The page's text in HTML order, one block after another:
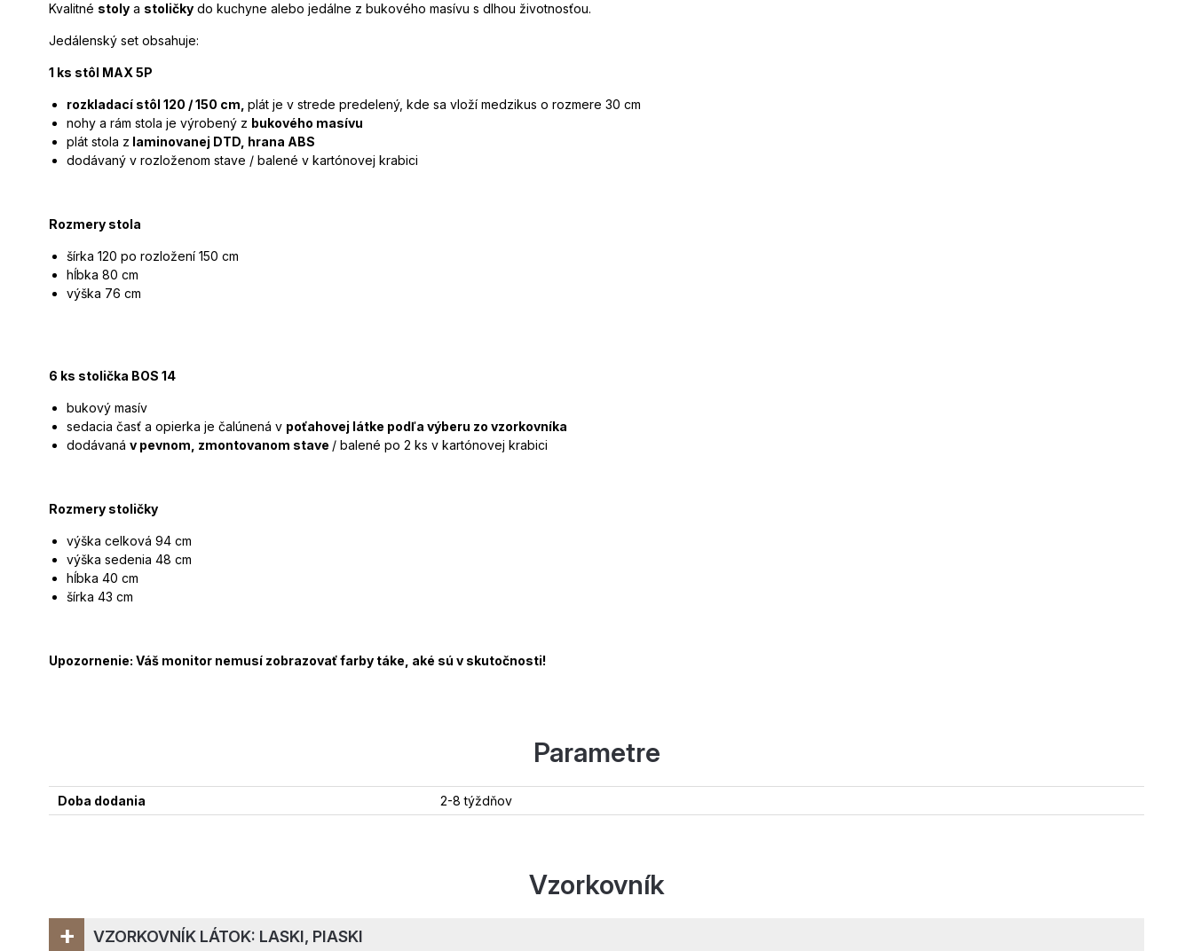
Kvalitné stoly a stoličky do kuchyne alebo jedálne z bukového masívu s dlhou životnosťou.
Jedálenský set obsahuje:
1 ks stôl MAX 5P
rozkladací stôl 120 / 150 cm, plát je v strede predelený, kde sa vloží medzikus o rozmere 30 cm
nohy a rám stola je výrobený z bukového masívu
plát stola z laminovanej DTD, hrana ABS
dodávaný v rozloženom stave / balené v kartónovej krabici
Rozmery stola
šírka 120 po rozložení 150 cm
hĺbka 80 cm
výška 76 cm
6 ks stolička BOS 14
bukový masív
sedacia časť a opierka je čalúnená v poťahovej látke podľa výberu zo vzorkovníka
dodávaná v pevnom, zmontovanom stave / balené po 2 ks v kartónovej krabici
Rozmery stoličky
výška celková 94 cm
výška sedenia 48 cm
hĺbka 40 cm
šírka 43 cm
Upozornenie: Váš monitor nemusí zobrazovať farby táke, aké sú v skutočnosti!
Parametre
Doba dodania 2-8 týždňov
Vzorkovník
VZORKOVNÍK LÁTOK: LASKI, PIASKI
+